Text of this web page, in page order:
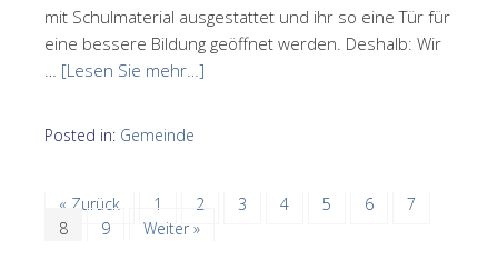
mit Schulmaterial ausgestattet und ihr so eine Tür für
eine bessere Bildung geöffnet werden. Deshalb: Wir
… [Lesen Sie mehr…]
Posted in: Gemeinde
« Zurück 1 2 3 4 5 6
7
8
9 Weiter »